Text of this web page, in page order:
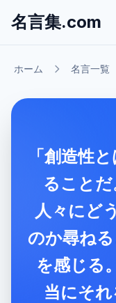
名言集.com
ホーム 名言一覧
「創造性
ること
人々にど
のか尋ね
を感じる
当にそ